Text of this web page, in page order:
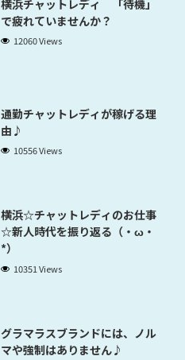
横浜チャットレディ 「待機」
で疲れていませんか？
12060 Views
通勤チャットレディが稼げる理
由♪
10556 Views
横浜☆チャットレディのお仕事
☆新人時代を振り返る（・ω・
*）
10351 Views
グラマラスブランドには、ノル
マや強制はありません♪